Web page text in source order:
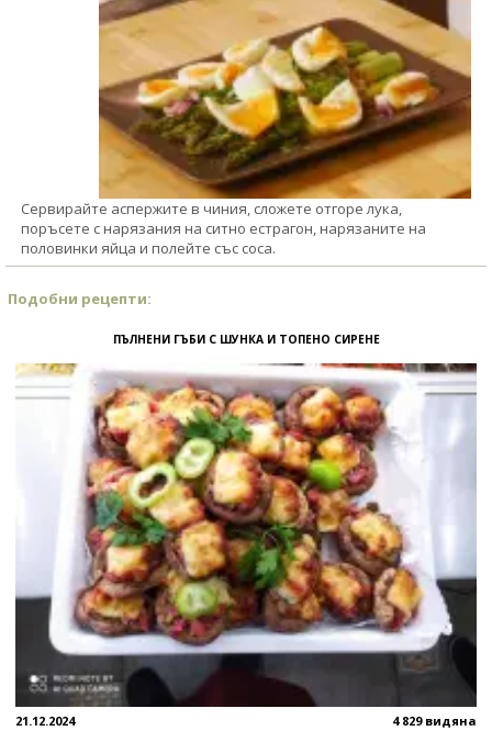
Сервирайте аспержите в чиния, сложете отгоре лука,
поръсете с нарязания на ситно естрагон, нарязаните на
половинки яйца и полейте със соса.
Подобни рецепти:
ПЪЛНЕНИ ГЪБИ С ШУНКА И ТОПЕНО СИРЕНЕ
21.12.2024 4 829 видяна